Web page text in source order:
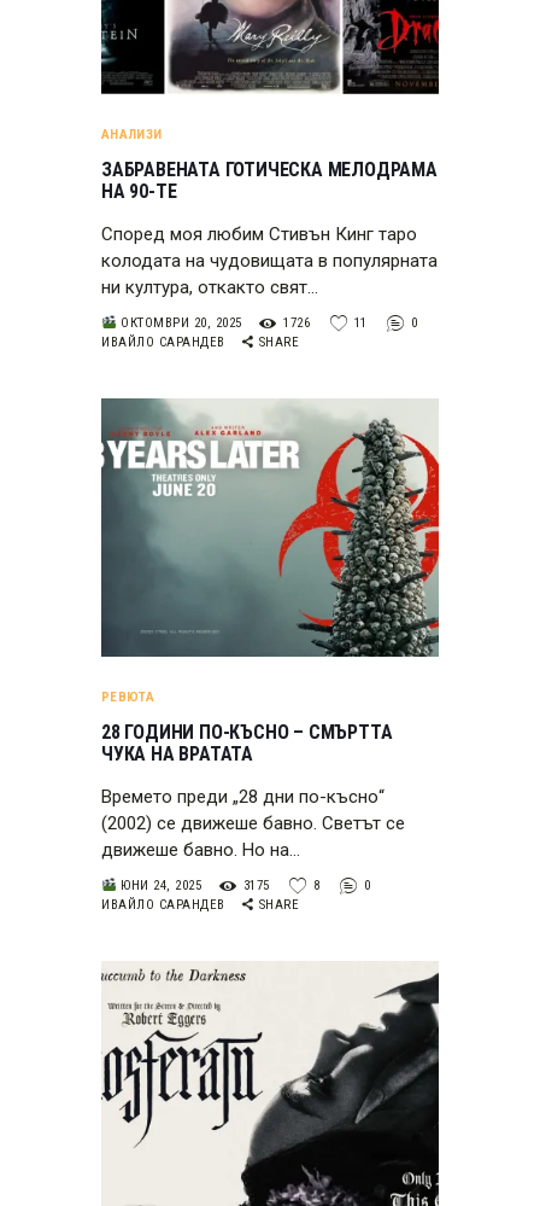
АНАЛИЗИ
ЗАБРАВЕНАТА ГОТИЧЕСКА МЕЛОДРАМА
НА 90-ТЕ
Според моя любим Стивън Кинг таро
колодата на чудовищата в популярната
ни култура, откакто свят…
ОКТОМВРИ 20, 2025 1726 11
0
ИВАЙЛО САРАНДЕВ
SHARE
РЕВЮТА
28 ГОДИНИ ПО-КЪСНО – СМЪРТТА
ЧУКА НА ВРАТАТА
Времето преди „28 дни по-късно“
(2002) се движеше бавно. Светът се
движеше бавно. Но на…
ЮНИ 24, 2025 3175 8
0
ИВАЙЛО САРАНДЕВ
SHARE